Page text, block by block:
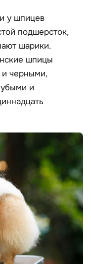
у шпицев
подшерсток,
шарики.
шпицы
черными,
и